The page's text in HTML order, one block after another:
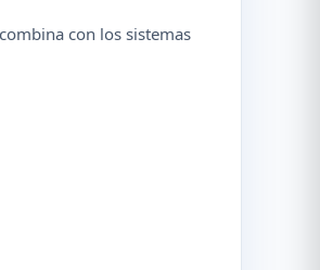
con los sistemas